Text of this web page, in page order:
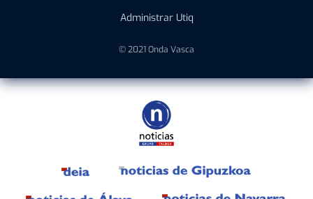
Administrar Utiq
© 2021 Onda Vasca